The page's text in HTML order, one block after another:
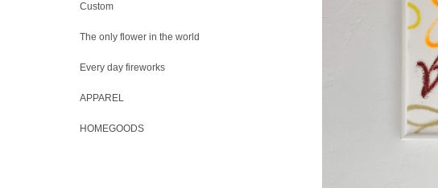
Custom
The only flower in the world
Every day fireworks
APPAREL
HOMEGOODS